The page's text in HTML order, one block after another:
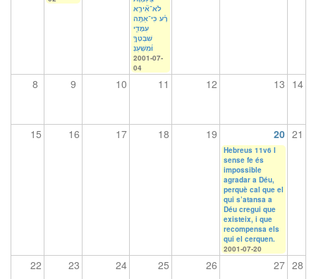
לֹא־אִ֘ירָ֤א
רָ֗ע כִּי־אַתָּ֥ה
עִמָּדִ֑י
שִׁבְטְךָ֥
וּ֜מִשְׁעַנְ
2001-07-
04
8 9 10 11 12 13 14
15 16 17 18 19 20 21
Hebreus 11v6 I
sense fe és
impossible
agradar a Déu,
perquè cal que el
qui s’atansa a
Déu cregui que
existeix, i que
recompensa els
qui el cerquen.
2001-07-20
22 23 24 25 26 27 28